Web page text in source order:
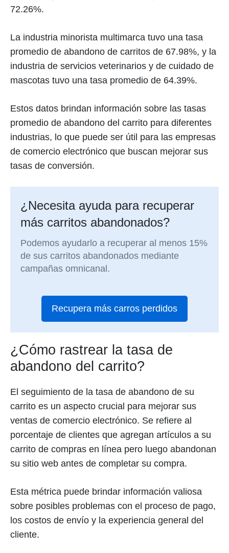
72.26%.
La industria minorista multimarca tuvo una tasa
promedio de abandono de carritos de 67.98%, y la
industria de servicios veterinarios y de cuidado de
mascotas tuvo una tasa promedio de 64.39%.
Estos datos brindan información sobre las tasas
promedio de abandono del carrito para diferentes
industrias, lo que puede ser útil para las empresas
de comercio electrónico que buscan mejorar sus
tasas de conversión.
¿Necesita ayuda para recuperar
más carritos abandonados?
Podemos ayudarlo a recuperar al menos 15%
de sus carritos abandonados mediante
campañas omnicanal.
Recupera más carros perdidos
¿Cómo rastrear la tasa de
abandono del carrito?
El seguimiento de la tasa de abandono de su
carrito es un aspecto crucial para mejorar sus
ventas de comercio electrónico. Se refiere al
porcentaje de clientes que agregan artículos a su
carrito de compras en línea pero luego abandonan
su sitio web antes de completar su compra.
Esta métrica puede brindar información valiosa
sobre posibles problemas con el proceso de pago,
los costos de envío y la experiencia general del
cliente.